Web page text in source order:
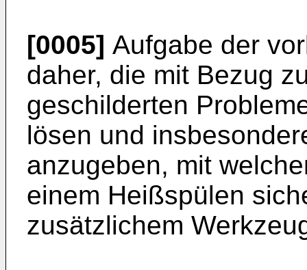
[0005] Aufgabe der
daher, die mit Bezug
geschilderten
lösen und
anzugeben, mit
einem Heißspülen
zusätzlichem